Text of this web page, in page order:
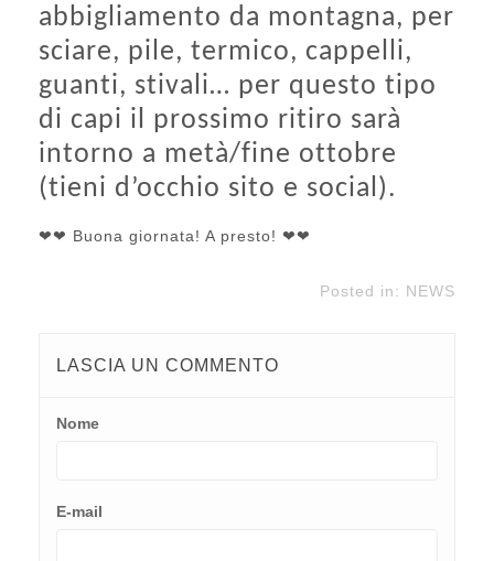
abbigliamento da montagna, per
sciare, pile, termico, cappelli,
guanti, stivali… per questo tipo
di capi il prossimo ritiro sarà
intorno a metà/fine ottobre
(tieni d’occhio sito e social).
❤❤ Buona giornata! A presto! ❤❤
Posted in: NEWS
LASCIA UN COMMENTO
Nome
E-mail